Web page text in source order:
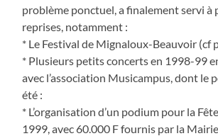
problème ponctuel, a finalement servi à
reprises, notamment :
* Le Festival de Mignaloux-Beauvoir (cf
* Plusieurs petits concerts en 1998-99
avec l’association Musicampus, dont le
été :
* L’organisation d’un podium pour la
1999, avec 60.000 F fournis par la